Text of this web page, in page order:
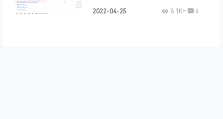
2022-04-25 8.1K+ 4